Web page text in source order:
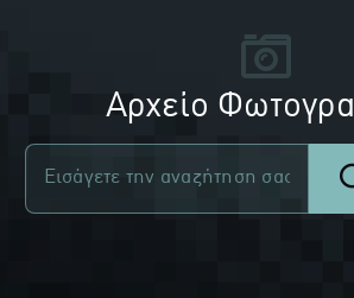
Αρχείο